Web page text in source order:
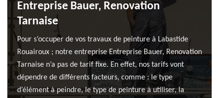
Entreprise Bauer, Renovation
Tarnaise
Pour s’occuper de vos travaux de peinture à Labastide
Rouairoux ; notre entreprise Entreprise Bauer, Renovation
Tarnaise n’a pas de tarif fixe. En effet, nos tarifs vont
dépendre de différents facteurs, comme : le type
d’élément à peindre, le type de peinture à utiliser, la